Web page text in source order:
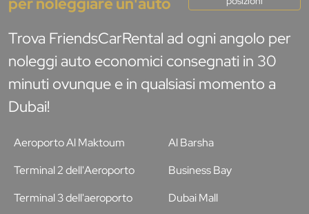
Trova FriendsCarRental ad ogni angolo per
noleggi auto economici consegnati in 30
minuti ovunque e in qualsiasi momento a
Dubai!
Aeroporto Al Maktoum
Terminal 2 dell'Aeroporto
Terminal 3 dell'aeroporto
Al Barsha
Business Bay
Dubai Mall